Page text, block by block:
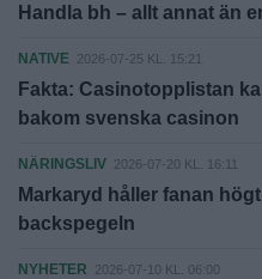
Handla bh – allt annat än
NATIVE 2026-07-25 KL. 15:21
Fakta: Casinotopplistan
bakom svenska casinon
NÄRINGSLIV 2026-07-20 KL. 16:11
Markaryd håller fanan
backspegeln
NYHETER 2026-07-10 KL. 06:00